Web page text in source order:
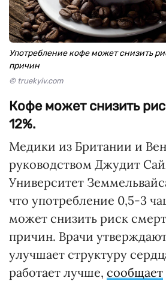
Употребление кофе может снизить
причин
© truekyiv.com
Кофе может снизить
12%.
Медики из Британии и
руководством Джудит
Университет
что употребление 0,5-3
может снизить риск
причин. Врачи
улучшает структуру
работает лучше, сообщает